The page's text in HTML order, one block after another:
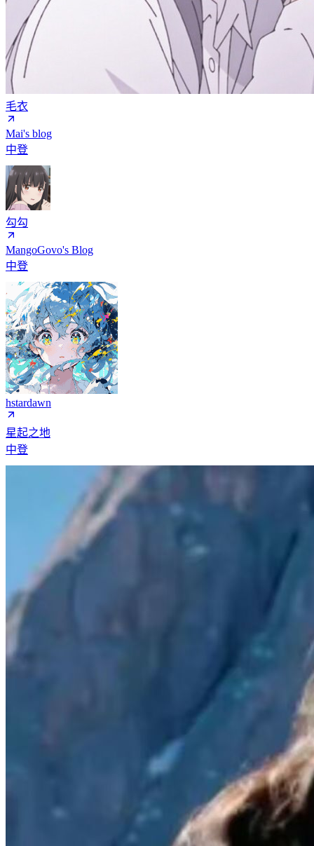
毛衣
Mai's blog
中登
勾勾
MangoGovo's Blog
中登
hstardawn
星起之地
中登